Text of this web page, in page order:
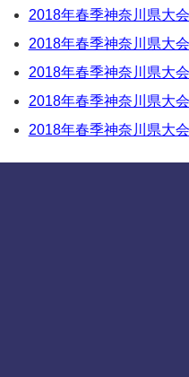
2018年春季神奈川県大
2018年春季神奈川県大
2018年春季神奈川県大
2018年春季神奈川県大
2018年春季神奈川県大